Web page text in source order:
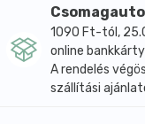
1090 Ft-tól,
online
A rendelés
szállítási